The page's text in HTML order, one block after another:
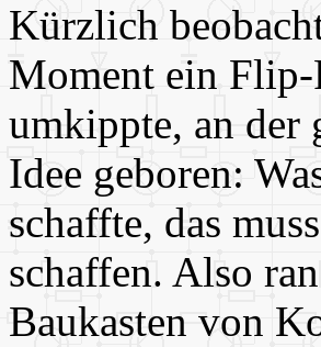
Kürzlich
Moment ein
umkippte, an der
Idee geboren:
schaffte, das
schaffen. Also
Baukasten von